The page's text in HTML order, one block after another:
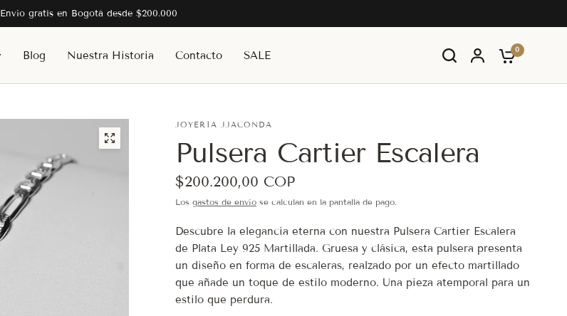
Envío gratis en Bogotá desde $200.000
Blog Nuestra Historia Contacto SALE 0
JOYERÍA JJACONDA
Pulsera Cartier Escalera
$200.200,00 COP
Los gastos de envío se calculan en la pantalla de pago.
Descubre la elegancia eterna con nuestra Pulsera Cartier Escalera
de Plata Ley 925 Martillada. Gruesa y clásica, esta pulsera presenta
un diseño en forma de escaleras, realzado por un efecto martillado
que añade un toque de estilo moderno. Una pieza atemporal para un
estilo que perdura.